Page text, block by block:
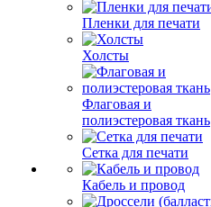
Пленки для печати
Холсты
Флаговая и
полиэстеровая ткань
Сетка для печати
Кабель и провод